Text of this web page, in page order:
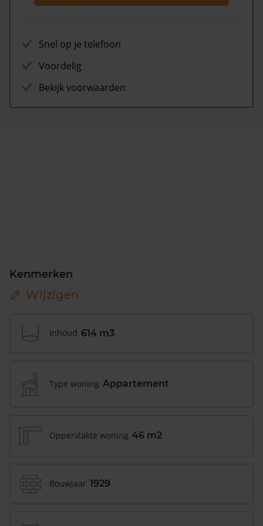
Snel op je telefoon
Voordelig
Bekijk voorwaarden
Kenmerken
Wijzigen
Inhoud 614 m3
Type woning Appartement
Oppervlakte woning 46 m2
Bouwjaar 1929